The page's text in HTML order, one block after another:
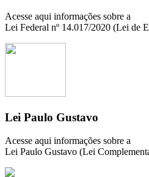
Acesse aqui informações sobre a
Lei Federal nº 14.017/2020 (Lei de
Lei Paulo Gustavo
Acesse aqui informações sobre a
Lei Paulo Gustavo (Lei